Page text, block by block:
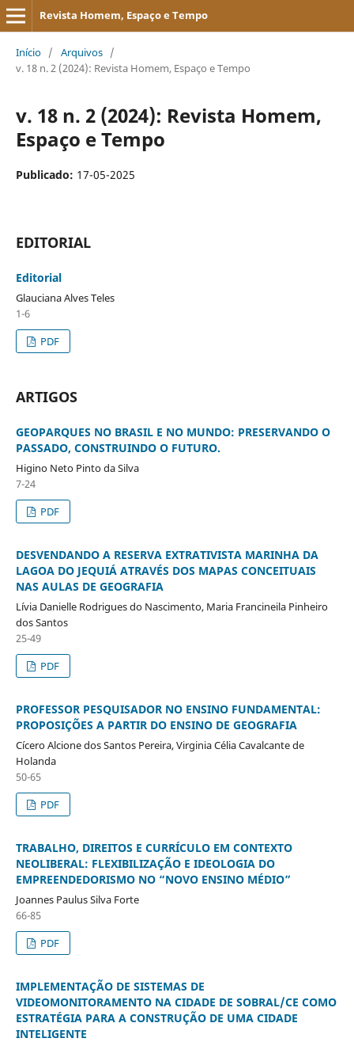
Revista Homem, Espaço e Tempo
Início / Arquivos /
v. 18 n. 2 (2024): Revista Homem, Espaço e Tempo
v. 18 n. 2 (2024): Revista Homem,
Espaço e Tempo
Publicado: 17-05-2025
EDITORIAL
Editorial
Glauciana Alves Teles
1-6
PDF
ARTIGOS
GEOPARQUES NO BRASIL E NO MUNDO: PRESERVANDO O
PASSADO, CONSTRUINDO O FUTURO.
Higino Neto Pinto da Silva
7-24
PDF
DESVENDANDO A RESERVA EXTRATIVISTA MARINHA DA
LAGOA DO JEQUIÁ ATRAVÉS DOS MAPAS CONCEITUAIS
NAS AULAS DE GEOGRAFIA
Lívia Danielle Rodrigues do Nascimento, Maria Francineila Pinheiro
dos Santos
25-49
PDF
PROFESSOR PESQUISADOR NO ENSINO FUNDAMENTAL:
PROPOSIÇÕES A PARTIR DO ENSINO DE GEOGRAFIA
Cícero Alcione dos Santos Pereira, Virginia Célia Cavalcante de
Holanda
50-65
PDF
TRABALHO, DIREITOS E CURRÍCULO EM CONTEXTO
NEOLIBERAL: FLEXIBILIZAÇÃO E IDEOLOGIA DO
EMPREENDEDORISMO NO “NOVO ENSINO MÉDIO”
Joannes Paulus Silva Forte
66-85
PDF
IMPLEMENTAÇÃO DE SISTEMAS DE
VIDEOMONITORAMENTO NA CIDADE DE SOBRAL/CE COMO
ESTRATÉGIA PARA A CONSTRUÇÃO DE UMA CIDADE
INTELIGENTE